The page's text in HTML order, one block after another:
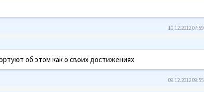
10.12.2012 07:59
об этом как о своих достижениях
09.12.2012 09:55